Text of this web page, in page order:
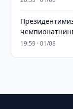
19:59 · 01/08